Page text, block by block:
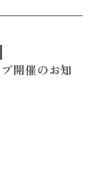
開催のお知